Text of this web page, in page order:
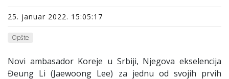
25. januar 2022. 15:05:17
Opšte
Novi ambasador Koreje u Srbiji, Njegova ekselencija
Đeung Li (Jaewoong Lee) za jednu od svojih prvih